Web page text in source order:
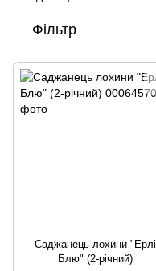
Фільтр
Саджанець лохини "Ерлі
Блю" (2-річний)